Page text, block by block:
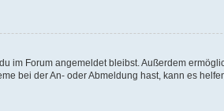
im Forum angemeldet bleibst. Außerdem
bei der An- oder Abmeldung hast, kann es